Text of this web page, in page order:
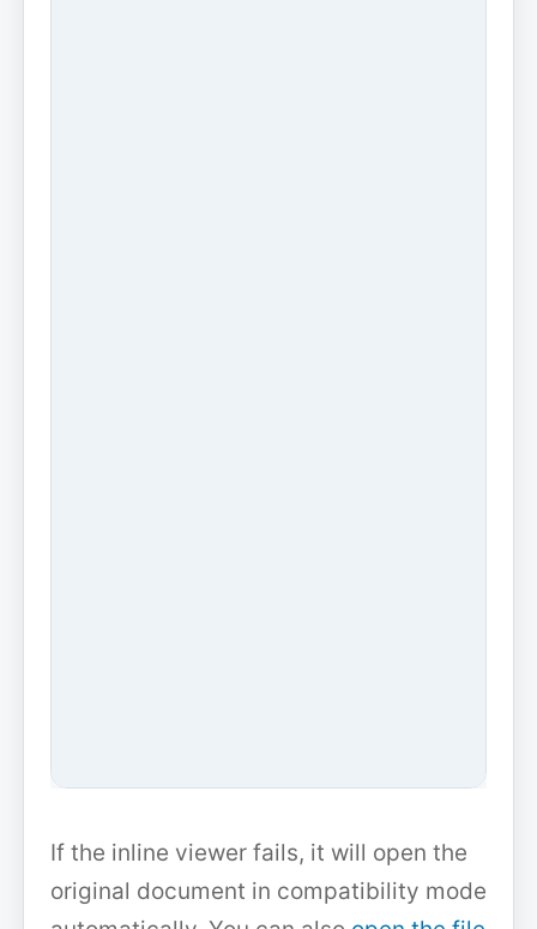
If the inline viewer fails, it will open the
original document in compatibility mode